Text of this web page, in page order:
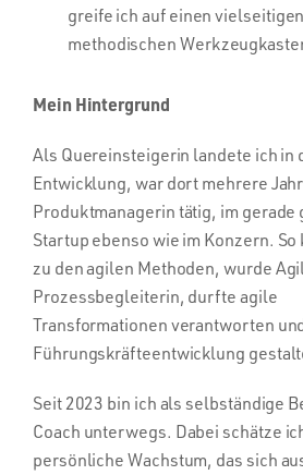
greife ich auf einen vielseitigen
methodischen
Mein Hintergrund
Als Quereinsteigerin landete ich in
Entwicklung, war dort mehrere
Produktmanagerin tätig, im gerade
Startup ebenso wie im Konzern. So
zu den agilen Methoden, wurde
Prozessbegleiterin, durfte agile
Transformationen verantworten
Führungskräfteentwicklung
Seit 2023 bin ich als selbständige
Coach unterwegs. Dabei schätze
persönliche Wachstum, das sich